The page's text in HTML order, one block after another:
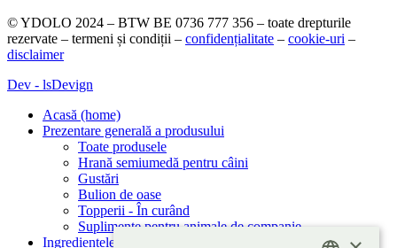
leave
this
field
© YDOLO 2024 – BTW BE 0736 777 356 – toate drepturile
rezervate – termeni și condiții – confidențialitate – cookie-uri –
disclaimer
Dev - lsDevign
Acasă (home)
Prezentare generală a produsului
Toate produsele
Hrană semiumedă pentru câini
Gustări
Bulion de oase
Topperii - În curând
Suplimente pentru animale de companie
Ingredientele noastre